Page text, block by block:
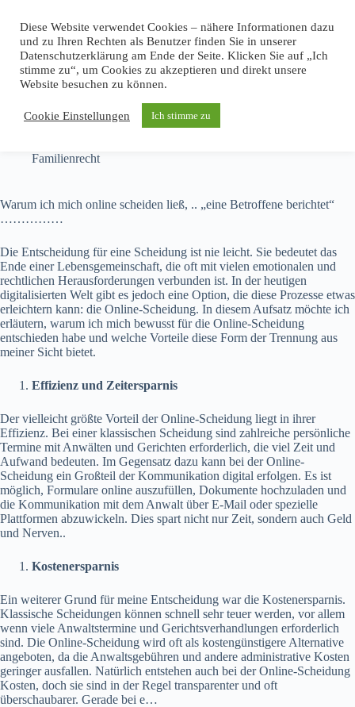
Inhalt
springen
Familienrecht
Warum ich mich online scheiden ließ, .. „eine Betroffene berichtet“
……………
Die Entscheidung für eine Scheidung ist nie leicht. Sie bedeutet das
Ende einer Lebensgemeinschaft, die oft mit vielen emotionalen und
rechtlichen Herausforderungen verbunden ist. In der heutigen
digitalisierten Welt gibt es jedoch eine Option, die diese Prozesse etwas
erleichtern kann: die Online-Scheidung. In diesem Aufsatz möchte ich
erläutern, warum ich mich bewusst für die Online-Scheidung
entschieden habe und welche Vorteile diese Form der Trennung aus
meiner Sicht bietet.
Effizienz und Zeitersparnis
Der vielleicht größte Vorteil der Online-Scheidung liegt in ihrer
Effizienz. Bei einer klassischen Scheidung sind zahlreiche persönliche
Termine mit Anwälten und Gerichten erforderlich, die viel Zeit und
Aufwand bedeuten. Im Gegensatz dazu kann bei der Online-
Scheidung ein Großteil der Kommunikation digital erfolgen. Es ist
möglich, Formulare online auszufüllen, Dokumente hochzuladen und
die Kommunikation mit dem Anwalt über E-Mail oder spezielle
Plattformen abzuwickeln. Dies spart nicht nur Zeit, sondern auch Geld
und Nerven..
Kostenersparnis
Ein weiterer Grund für meine Entscheidung war die Kostenersparnis.
Klassische Scheidungen können schnell sehr teuer werden, vor allem
wenn viele Anwaltstermine und Gerichtsverhandlungen erforderlich
sind. Die Online-Scheidung wird oft als kostengünstigere Alternative
angeboten, da die Anwaltsgebühren und andere administrative Kosten
geringer ausfallen. Natürlich entstehen auch bei der Online-Scheidung
Kosten, doch sie sind in der Regel transparenter und oft
überschaubarer. Gerade bei e…
Diese Website verwendet Cookies – nähere Informationen dazu
und zu Ihren Rechten als Benutzer finden Sie in unserer
Datenschutzerklärung am Ende der Seite. Klicken Sie auf „Ich
stimme zu“, um Cookies zu akzeptieren und direkt unsere
Website besuchen zu können.
Cookie Einstellungen Ich stimme zu